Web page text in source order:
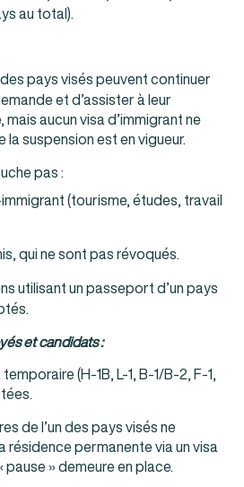
au total).
pays visés peuvent continuer
et d’assister à leur
aucun visa d’immigrant ne
suspension est en vigueur.
pas :
(tourisme, études, travail
qui ne sont pas révoqués.
utilisant un passeport d’un pays
et candidats :
(H‑1B, L‑1, B‑1/B‑2, F‑1,
de l’un des pays visés ne
permanente via un visa
» demeure en place.